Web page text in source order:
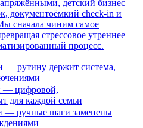
детский бизнес
документоёмкий check-in и
сначала чиним самое
стрессовое утреннее
процесс.
— рутину держит система,
— цифровой,
для каждой семьи
— ручные шаги заменены